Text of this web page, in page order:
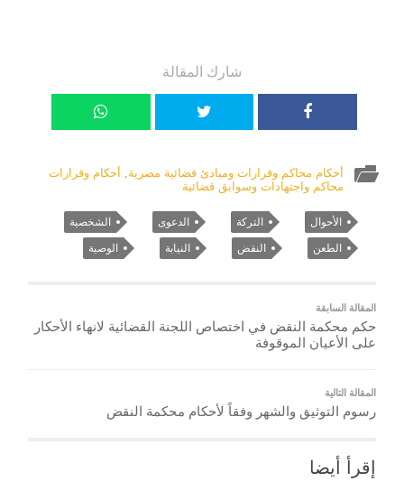
شارك المقالة
أحكام محاكم وقرارات ومبادئ قضائية مصرية, أحكام وقرارات
محاكم واجتهادات وسوابق قضائية
الأحوال التركة الدعوى الشخصية
الطعن النقض النيابة الوصية
المقالة السابقة
حكم محكمة النقض في اختصاص اللجنة القضائية لانهاء الأحكار
على الأعيان الموقوفة
المقالة التالية
رسوم التوثيق والشهر وفقاً لأحكام محكمة النقض
إقرأ أيضا